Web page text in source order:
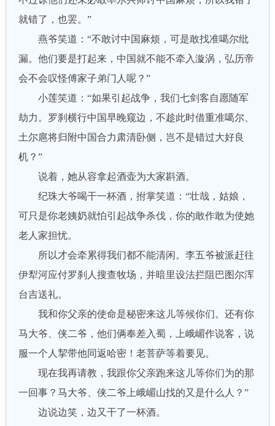
就错了，也罢。”
燕爷笑道：“不敢讨中国麻烦，可是敢找准噶尔纰
漏。他们要是打起来，中国就不能不牵入漩涡，弘历帝
会不会叹怪傅家子弟门人呢？”
小莲笑道：“如果引起战争，我们七剑客自愿随军
劫力。罗刹横行中国早晚窥边，不趁此时借重准噶尔、
土尔扈将归附中国合力肃清卧侧，岂不是错过大好良
机？”
说着，她从容拿起酒壶为大家斟酒。
纪珠大爷喝干一杯酒，拊掌笑道：“壮哉，姑娘，
可只是你老姨奶就怕引起战争杀伐，你的敢作敢为使她
老人家担忧。
所以才会牵累得我们都不能清闲。李五爷被派赶往
伊犁河应付罗刹人搜查牧场，并暗里设法拦阻巴图尔浑
台吉送礼。
我和你父亲的使命是秘密来这儿等候你们。还有你
马大爷、侠二爷，他们俩奉差入蜀，上峨嵋作说客，说
服一个人挈带他同返哈密！老菩萨等着要见。
现在我再请教，我跟你父亲跑来这儿等你们为的那
一回事？马大爷、侠二爷上峨嵋山找的又是什么人？”
边说边笑，边又干了一杯酒。